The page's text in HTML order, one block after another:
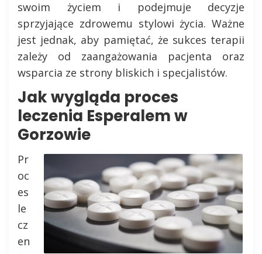
swoim życiem i podejmuje decyzje
sprzyjające zdrowemu stylowi życia. Ważne
jest jednak, aby pamiętać, że sukces terapii
zależy od zaangażowania pacjenta oraz
wsparcia ze strony bliskich i specjalistów.
Jak wygląda proces
leczenia Esperalem w
Gorzowie
Pr
oc
es
le
cz
en